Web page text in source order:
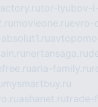
tor-lyubov-
movieone.ruevro-
absolut1.ru
nertansaga.ru
aria-family.ru
mysmartbuy.ru
ashanet.rutrade-